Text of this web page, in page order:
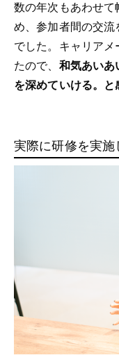
数の年次もあわせて
め、参加者間の交
でした。キャリア
たので、 和気あいあ
を深めていける。と
実際に研修を実施